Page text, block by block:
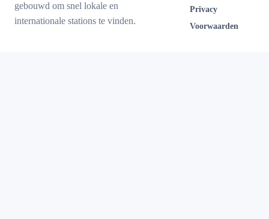
gebouwd om snel lokale en
internationale stations te vinden.
Privacy
Voorwaarden